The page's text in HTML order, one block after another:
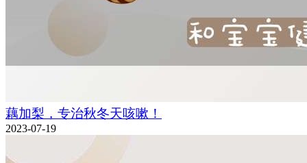
藕加梨，专治秋冬天咳嗽！
2023-07-19